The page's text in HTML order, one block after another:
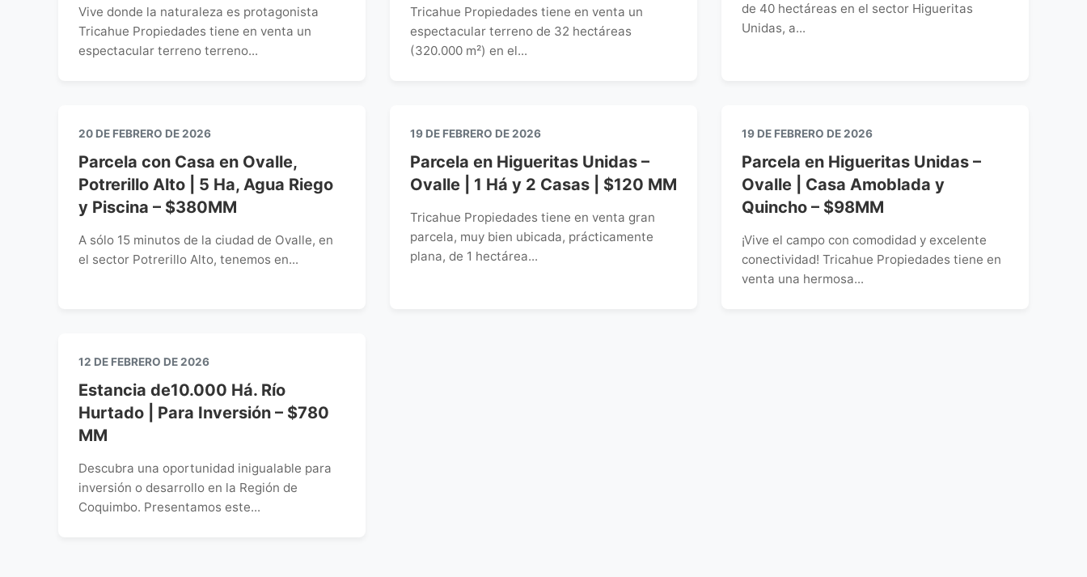
Vive donde la naturaleza es protagonista
Tricahue Propiedades tiene en venta un
espectacular terreno terreno...
Tricahue Propiedades tiene en venta un
espectacular terreno de 32 hectáreas
(320.000 m²) en el...
de 40 hectáreas en el sector Higueritas
Unidas, a...
20 DE FEBRERO DE 2026
Parcela con Casa en Ovalle,
Potrerillo Alto | 5 Ha, Agua Riego
y Piscina – $380MM
A sólo 15 minutos de la ciudad de Ovalle, en
el sector Potrerillo Alto, tenemos en...
19 DE FEBRERO DE 2026
Parcela en Higueritas Unidas –
Ovalle | 1 Há y 2 Casas | $120 MM
Tricahue Propiedades tiene en venta gran
parcela, muy bien ubicada, prácticamente
plana, de 1 hectárea...
19 DE FEBRERO DE 2026
Parcela en Higueritas Unidas –
Ovalle | Casa Amoblada y
Quincho – $98MM
¡Vive el campo con comodidad y excelente
conectividad! Tricahue Propiedades tiene en
venta una hermosa...
12 DE FEBRERO DE 2026
Estancia de10.000 Há. Río
Hurtado | Para Inversión – $780
MM
Descubra una oportunidad inigualable para
inversión o desarrollo en la Región de
Coquimbo. Presentamos este...